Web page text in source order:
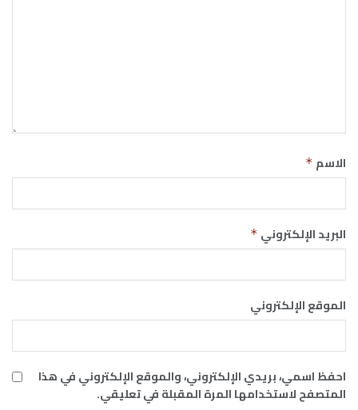
الاسم *
البريد الإلكتروني *
الموقع الإلكتروني
احفظ اسمي، بريدي الإلكتروني، والموقع الإلكتروني في هذا
المتصفح لاستخدامها المرة المقبلة في تعليقي.